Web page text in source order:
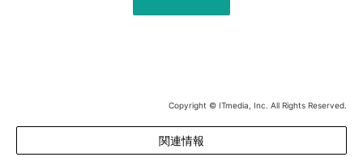
Copyright © ITmedia, Inc. All Rights Reserved.
関連情報